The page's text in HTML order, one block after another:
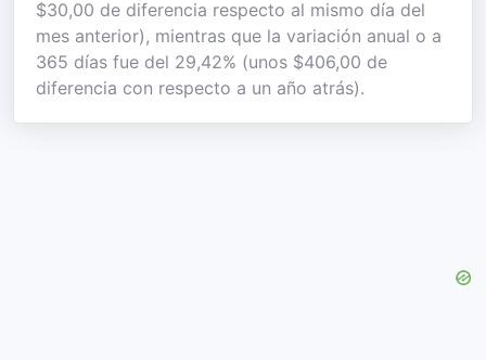
$30,00 de diferencia respecto al mismo día del
mes anterior), mientras que la variación anual o a
365 días fue del 29,42% (unos $406,00 de
diferencia con respecto a un año atrás).